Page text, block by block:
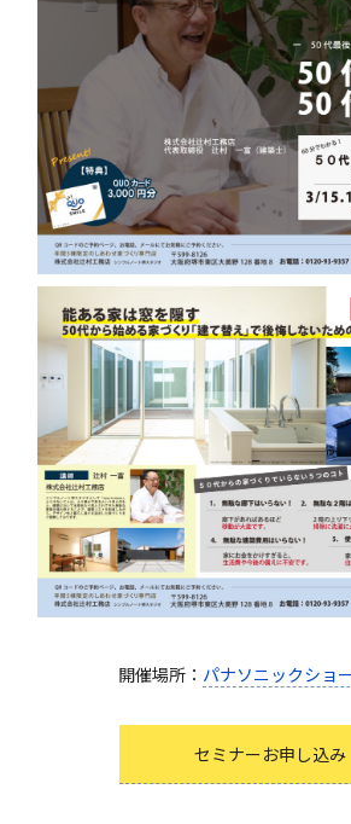
開催場所： パナソニックショ
セミナーお申し込み